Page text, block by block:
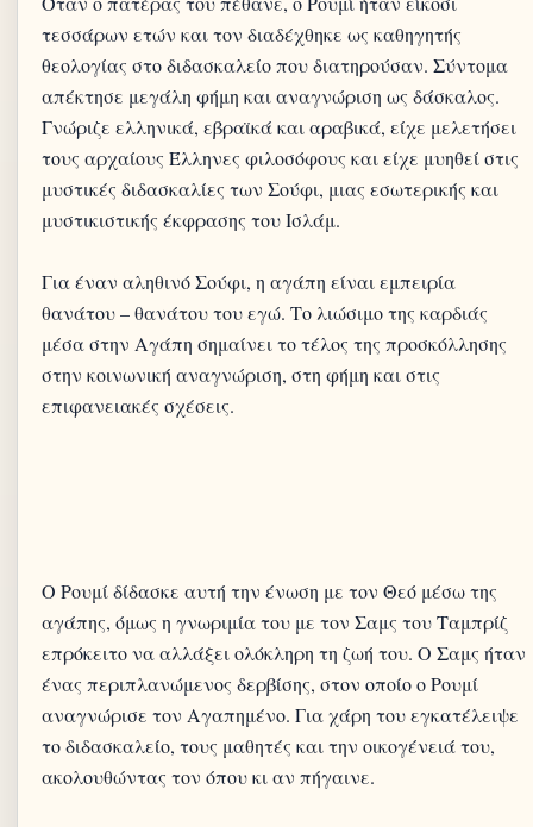
τεσσάρων ετών και τον διαδέχθηκε ως καθηγητής
θεολογίας στο διδασκαλείο που διατηρούσαν. Σύντομα
απέκτησε μεγάλη φήμη και αναγνώριση ως δάσκαλος.
Γνώριζε ελληνικά, εβραϊκά και αραβικά, είχε μελετήσει
τους αρχαίους Έλληνες φιλοσόφους και είχε μυηθεί στις
μυστικές διδασκαλίες των Σούφι, μιας εσωτερικής και
μυστικιστικής έκφρασης του Ισλάμ.
Για έναν αληθινό Σούφι, η αγάπη είναι εμπειρία
θανάτου – θανάτου του εγώ. Το λιώσιμο της καρδιάς
μέσα στην Αγάπη σημαίνει το τέλος της προσκόλλησης
στην κοινωνική αναγνώριση, στη φήμη και στις
επιφανειακές σχέσεις.
Ο Ρουμί δίδασκε αυτή την ένωση με τον Θεό μέσω της
αγάπης, όμως η γνωριμία του με τον Σαμς του Ταμπρίζ
επρόκειτο να αλλάξει ολόκληρη τη ζωή του. Ο Σαμς ήταν
ένας περιπλανώμενος δερβίσης, στον οποίο ο Ρουμί
αναγνώρισε τον Αγαπημένο. Για χάρη του εγκατέλειψε
το διδασκαλείο, τους μαθητές και την οικογένειά του,
ακολουθώντας τον όπου κι αν πήγαινε.